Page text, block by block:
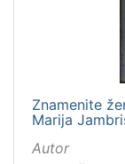
Znamenite
Marija
Autor